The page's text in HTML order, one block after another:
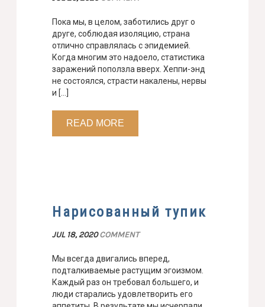
Пока мы, в целом, заботились друг о
друге, соблюдая изоляцию, страна
отлично справлялась с эпидемией.
Когда многим это надоело, статистика
заражений поползла вверх. Хеппи-энд
не состоялся, страсти накалены, нервы
и […]
READ MORE
Нарисованный тупик
JUL 18, 2020 COMMENT
Мы всегда двигались вперед,
подталкиваемые растущим эгоизмом.
Каждый раз он требовал большего, и
люди старались удовлетворить его